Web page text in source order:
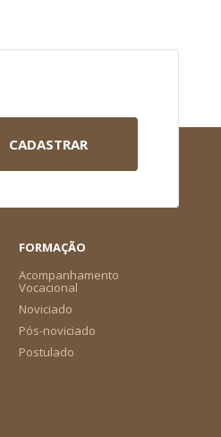
CADASTRAR
FORMAÇÃO
Acompanhamento
Vocacional
Noviciado
Pós-noviciado
Postulado